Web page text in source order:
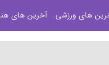
های ورزشی آخرین های